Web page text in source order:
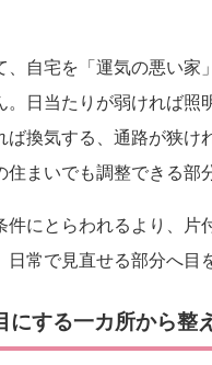
、自宅を「運気の悪い家
。日当たりが弱ければ照
ば換気する、通路が狭け
住まいでも調整できる部
件にとらわれるより、片
日常で見直せる部分へ目
にする一カ所から整